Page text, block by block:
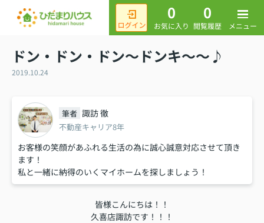
0
お気に入り
0
閲覧履歴 メニュー
ドン・ドン・ドン～ドンキ～～♪
2019.10.24
筆者 諏訪 徹
不動産キャリア8年
お客様の笑顔があふれる生活の為に誠心誠意対応させて頂き
ます！
私と一緒に納得のいくマイホームを探しましょう！
皆様こんにちは！！
久喜店諏訪です！！！